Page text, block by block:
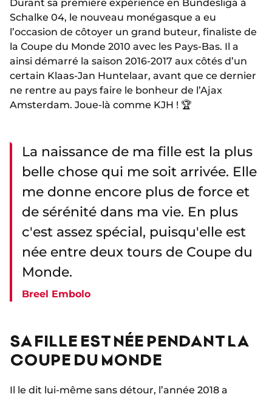
Durant sa première expérience en Bundesliga à
Schalke 04, le nouveau monégasque a eu
l’occasion de côtoyer un grand buteur, finaliste de
la Coupe du Monde 2010 avec les Pays-Bas. Il a
ainsi démarré la saison 2016-2017 aux côtés d’un
certain Klaas-Jan Huntelaar, avant que ce dernier
ne rentre au pays faire le bonheur de l’Ajax
Amsterdam. Joue-là comme KJH ! 🏆
La naissance de ma fille est la plus
belle chose qui me soit arrivée. Elle
me donne encore plus de force et
de sérénité dans ma vie. En plus
c'est assez spécial, puisqu'elle est
née entre deux tours de Coupe du
Monde.
Breel Embolo
SA FILLE EST NÉE PENDANT LA
COUPE DU MONDE
Il le dit lui-même sans détour, l’année 2018 a